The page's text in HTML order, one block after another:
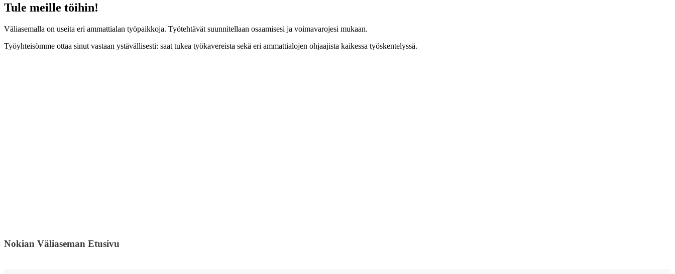
Tule meille töihin!
Väliasemalla on useita eri ammattialan työpaikkoja. Työtehtävät suunnitellaan osaamisesi ja voimavarojesi mukaan.
Työyhteisömme ottaa sinut vastaan ystävällisesti: saat tukea työkavereista sekä eri ammattialojen ohjaajista kaikessa työskentelyssä.
Nokian Väliaseman Etusivu